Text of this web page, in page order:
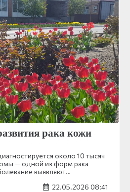
рака кожи
около 10 тысяч
— одной из форм рака
выявляют…
22.05.2026 08:41